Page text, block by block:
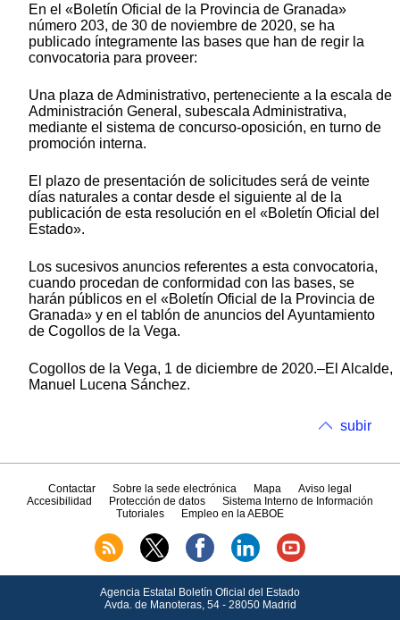
En el «Boletín Oficial de la Provincia de Granada»
número 203, de 30 de noviembre de 2020, se ha
publicado íntegramente las bases que han de regir la
convocatoria para proveer:
Una plaza de Administrativo, perteneciente a la escala de
Administración General, subescala Administrativa,
mediante el sistema de concurso-oposición, en turno de
promoción interna.
El plazo de presentación de solicitudes será de veinte
días naturales a contar desde el siguiente al de la
publicación de esta resolución en el «Boletín Oficial del
Estado».
Los sucesivos anuncios referentes a esta convocatoria,
cuando procedan de conformidad con las bases, se
harán públicos en el «Boletín Oficial de la Provincia de
Granada» y en el tablón de anuncios del Ayuntamiento
de Cogollos de la Vega.
Cogollos de la Vega, 1 de diciembre de 2020.–El Alcalde,
Manuel Lucena Sánchez.
subir
Contactar Sobre la sede electrónica Mapa
Aviso legal
Accesibilidad
Protección de datos
Sistema Interno de Información
Tutoriales
Empleo en la AEBOE
Agencia Estatal Boletín Oficial del Estado
Avda. de Manoteras, 54 - 28050 Madrid